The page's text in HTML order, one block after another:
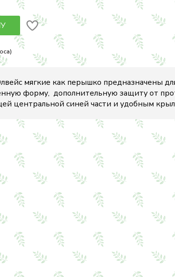
мягкие как перышко предназначены
форму, дополнительную защиту от
центральной синей части и удобным